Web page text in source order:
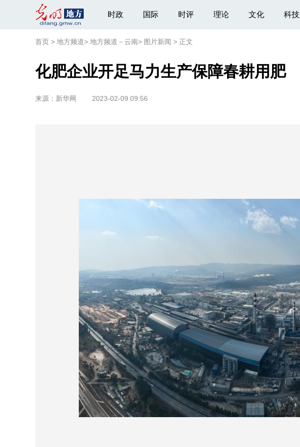
时政 国际 时评 理论 文化 科技
首页 > 地方频道> 地方频道－云南> 图片新闻 > 正文
化肥企业开足马力生产保障春耕用肥
来源： 新华网 2023-02-09 09:56